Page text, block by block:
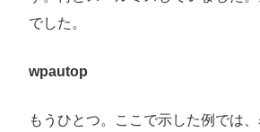
でした。
wpautop
もうひとつ。ここで示した例では